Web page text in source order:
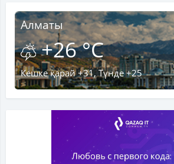
Алматы
+26 °C
Кешке қарай +31, Түнде +25